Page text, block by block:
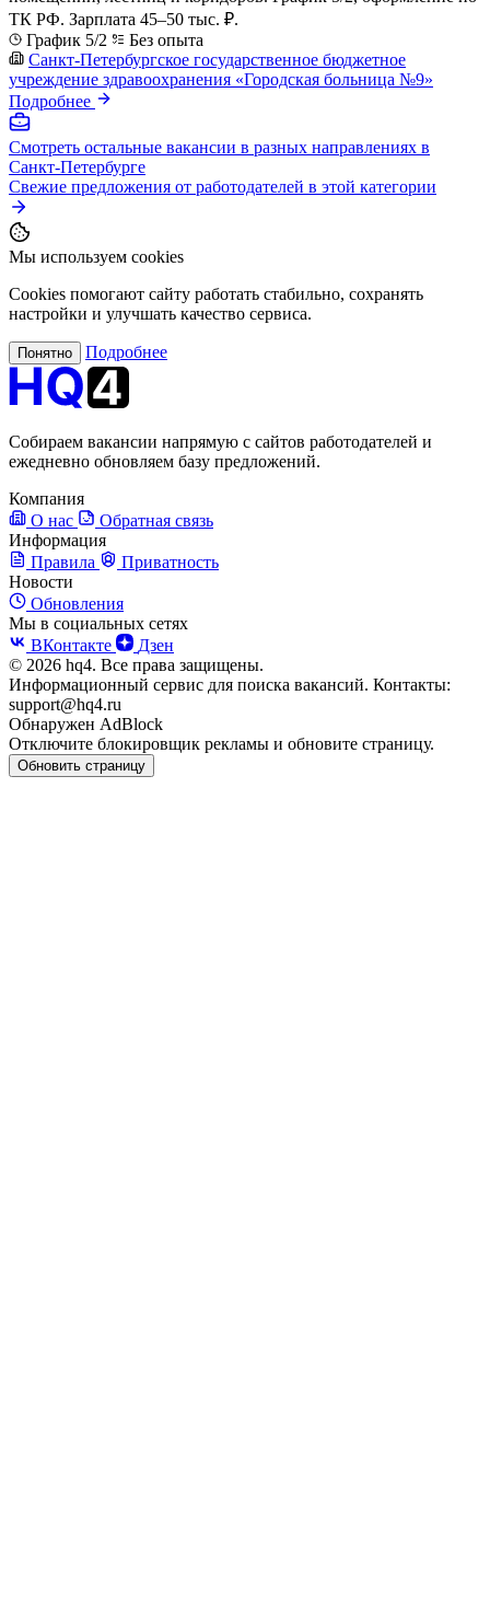
ТК РФ. Зарплата 45–50 тыс. ₽.
График 5/2
Без опыта
Санкт-Петербургское государственное бюджетное
учреждение здравоохранения «Городская больница №9»
Подробнее
Смотреть остальные вакансии в разных направлениях в
Санкт-Петербурге
Свежие предложения от работодателей в этой категории
Мы используем cookies
Cookies помогают сайту работать стабильно, сохранять
настройки и улучшать качество сервиса.
Понятно Подробнее
Собираем вакансии напрямую с сайтов работодателей и
ежедневно обновляем базу предложений.
Компания
О нас
Обратная связь
Информация
Правила
Приватность
Новости
Обновления
Мы в социальных сетях
ВКонтакте
Дзен
© 2026 hq4. Все права защищены.
Информационный сервис для поиска вакансий. Контакты:
support@hq4.ru
Обнаружен AdBlock
Отключите блокировщик рекламы и обновите страницу.
Обновить страницу